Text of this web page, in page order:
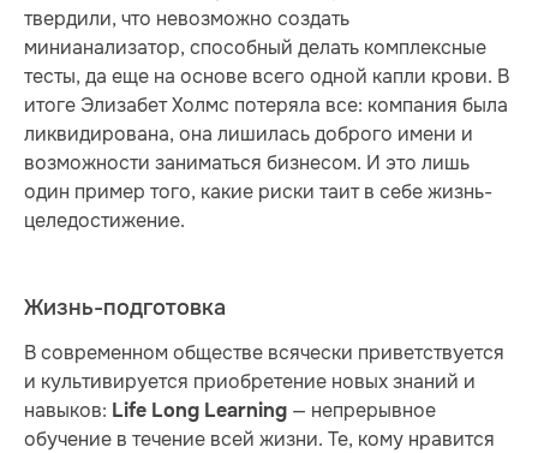
твердили, что невозможно создать
минианализатор, способный делать комплексные
тесты, да еще на основе всего одной капли крови. В
итоге Элизабет Холмс потеряла все: компания была
ликвидирована, она лишилась доброго имени и
возможности заниматься бизнесом. И это лишь
один пример того, какие риски таит в себе жизнь-
целедостижение.
Жизнь-подготовка
В современном обществе всячески приветствуется
и культивируется приобретение новых знаний и
навыков: Life Long Learning — непрерывное
обучение в течение всей жизни. Те, кому нравится